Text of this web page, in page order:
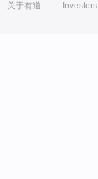
关于有道 Investors